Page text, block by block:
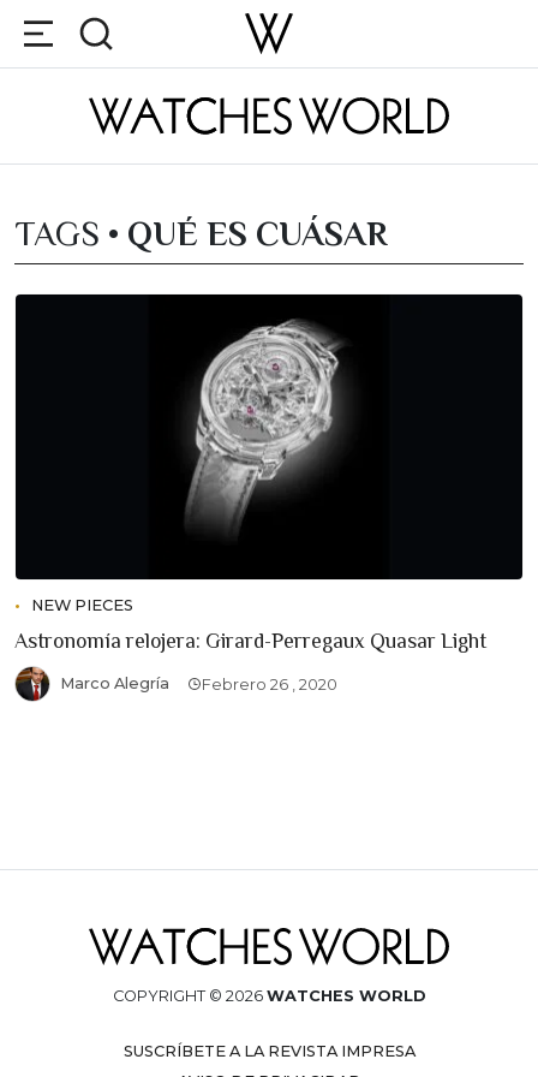
TAGS • QUÉ ES CUÁSAR
NEW PIECES
Astronomía relojera: Girard-Perregaux Quasar Light
Marco Alegría Febrero 26 , 2020
COPYRIGHT © 2026 WATCHES WORLD
SUSCRÍBETE A LA REVISTA IMPRESA